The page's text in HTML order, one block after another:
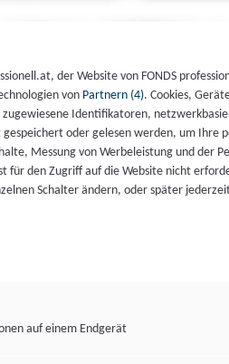
der Website von FONDS
von Partnern (4). Cookies,
Identifikatoren,
oder gelesen werden, um Ihre
Messung von Werbeleistung und der
für den Zugriff auf die Website nicht
Schalter ändern, oder später
auf einem Endgerät